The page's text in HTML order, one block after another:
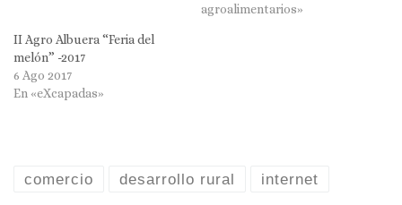
agroalimentarios»
II Agro Albuera “Feria del
melón” -2017
6 Ago 2017
En «eXcapadas»
comercio desarrollo rural internet